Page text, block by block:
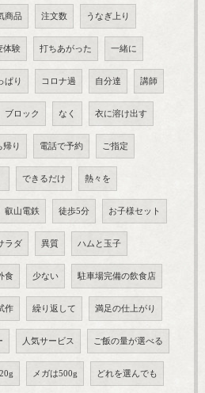
商品 注文数 うなぎ上り
体験 打ちあがった 一緒に
ぱり コロナ過 自分達 講師
ブロック なく 衣に溶け出す
帰り 電話で予約 ご指定
できるだけ 熱々を
叡山電鉄 徒歩5分 お子様セット
ラダ 異質 ハムと玉子
食 少ない 駐車場完備の飲食店
作 繰り返して 満足の仕上がり
人気サービス ご飯の量が選べる
メガは500g どれを選んでも